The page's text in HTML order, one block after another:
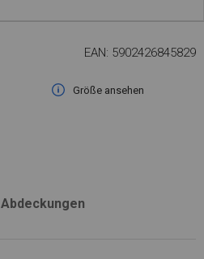
EAN: 5902426845829
Größe ansehen
Abdeckungen